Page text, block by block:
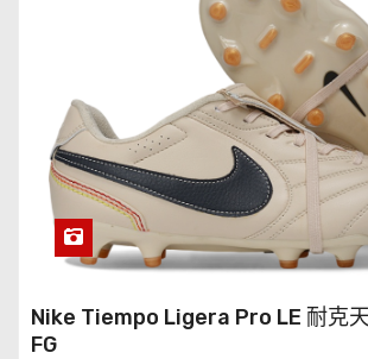
Nike Tiempo Ligera Pro LE 耐克
FG